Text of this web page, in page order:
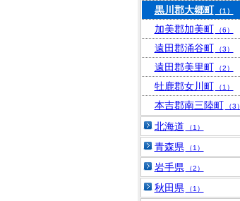
黒川郡大郷町 （1）
加美郡加美町 （6）
遠田郡涌谷町 （3）
遠田郡美里町 （2）
牡鹿郡女川町 （1）
本吉郡南三陸町 （3）
北海道 （1）
青森県 （1）
岩手県 （2）
秋田県 （1）